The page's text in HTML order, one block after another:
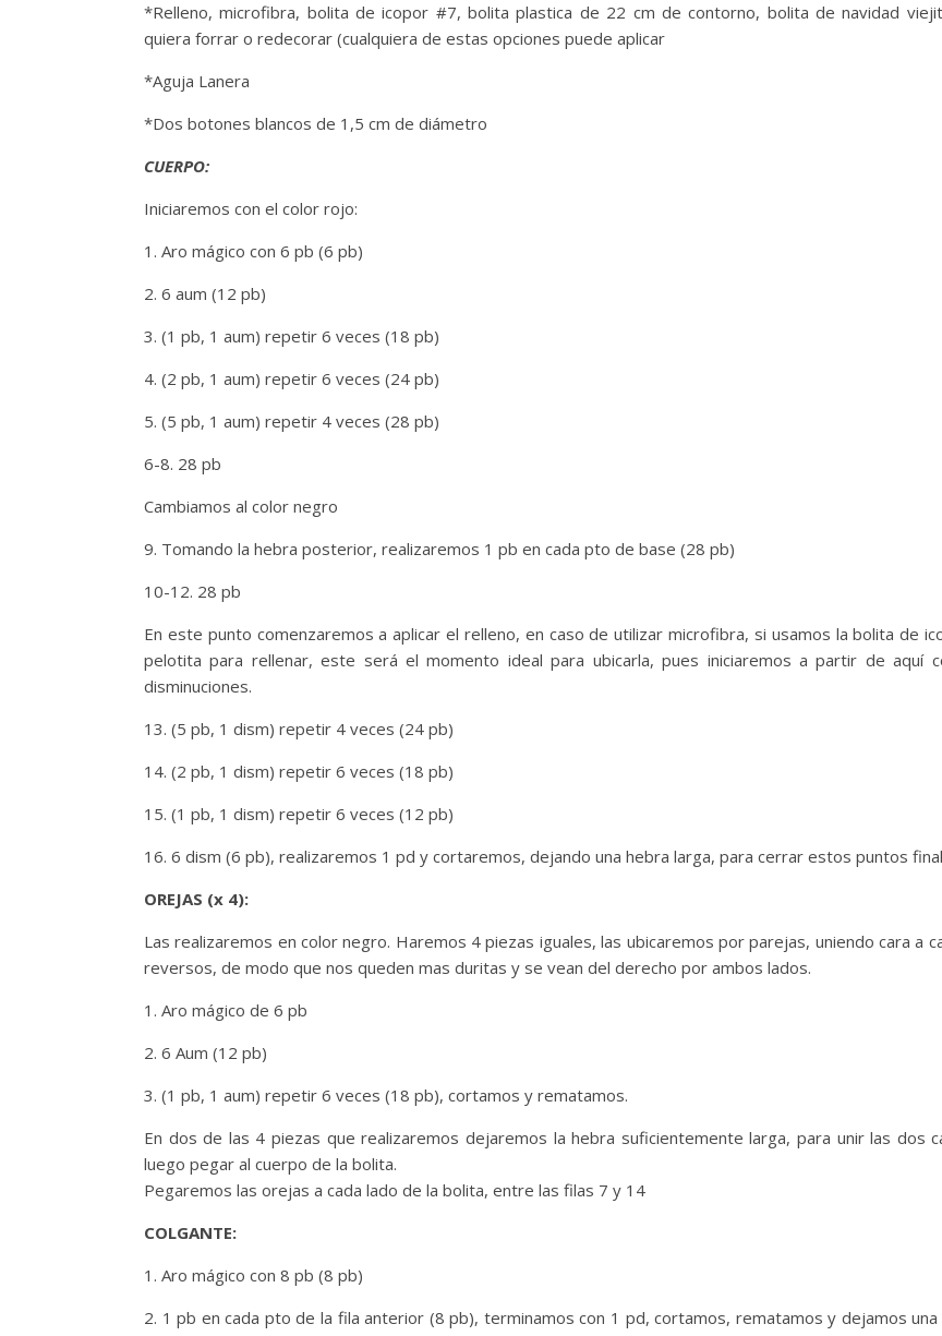
*Relleno, microfibra, bolita de icopor #7, bolita plastica de 22 cm de contorno, bolita de navidad
quiera forrar o redecorar (cualquiera de estas opciones puede aplicar
*Aguja Lanera
*Dos botones blancos de 1,5 cm de diámetro
CUERPO:
Iniciaremos con el color rojo:
1. Aro mágico con 6 pb (6 pb)
2. 6 aum (12 pb)
3. (1 pb, 1 aum) repetir 6 veces (18 pb)
4. (2 pb, 1 aum) repetir 6 veces (24 pb)
5. (5 pb, 1 aum) repetir 4 veces (28 pb)
6-8. 28 pb
Cambiamos al color negro
9. Tomando la hebra posterior, realizaremos 1 pb en cada pto de base (28 pb)
10-12. 28 pb
En este punto comenzaremos a aplicar el relleno, en caso de utilizar microfibra, si usamos la bolita de
pelotita para rellenar, este será el momento ideal para ubicarla, pues iniciaremos a partir de aquí
disminuciones.
13. (5 pb, 1 dism) repetir 4 veces (24 pb)
14. (2 pb, 1 dism) repetir 6 veces (18 pb)
15. (1 pb, 1 dism) repetir 6 veces (12 pb)
16. 6 dism (6 pb), realizaremos 1 pd y cortaremos, dejando una hebra larga, para cerrar estos puntos
OREJAS (x 4):
Las realizaremos en color negro. Haremos 4 piezas iguales, las ubicaremos por parejas, uniendo cara a
reversos, de modo que nos queden mas duritas y se vean del derecho por ambos lados.
1. Aro mágico de 6 pb
2. 6 Aum (12 pb)
3. (1 pb, 1 aum) repetir 6 veces (18 pb), cortamos y rematamos.
En dos de las 4 piezas que realizaremos dejaremos la hebra suficientemente larga, para unir las dos
luego pegar al cuerpo de la bolita.
Pegaremos las orejas a cada lado de la bolita, entre las filas 7 y 14
COLGANTE:
1. Aro mágico con 8 pb (8 pb)
2. 1 pb en cada pto de la fila anterior (8 pb), terminamos con 1 pd, cortamos, rematamos y dejamos una